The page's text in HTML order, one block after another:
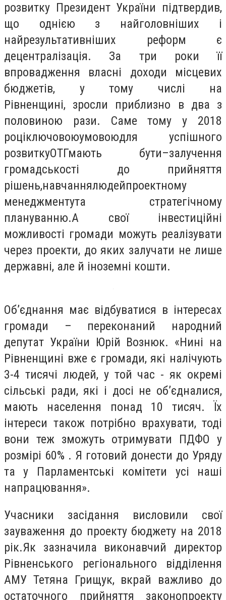
розвитку Президент України підтвердив,
що однією з найголовніших і
найрезультативніших реформ є
децентралізація. За три роки її
впровадження власні доходи місцевих
бюджетів, у тому числі на
Рівненщині, зросли приблизно в два з
половиною рази. Саме томуу 2018
роціключовоюумовоюдля успішного
розвиткуОТГмають бути–залучення
громадськості до прийняття
рішень,навчаннялюдейпроектному
менеджментута стратегічному
плануванню.А свої інвестиційні
можливості громади можуть реалізувати
через проекти, до яких залучати не лише
державні, але й іноземні кошти.
Об’єднання має відбуватися в інтересах
громади – переконаний народний
депутат України Юрій Вознюк. «Нині на
Рівненщині вже є громади, які налічують
3-4 тисячі людей, у той час - як окремі
сільські ради, які і досі не об’єдналися,
мають населення понад 10 тисяч. Їх
інтереси також потрібно врахувати, тоді
вони теж зможуть отримувати ПДФО у
розмірі 60% . Я готовий донести до Уряду
та у Парламентські комітети усі наші
напрацювання».
Учасники засідання висловили свої
зауваження до проекту бюджету на 2018
рік.Як зазначила виконавчий директор
Рівненського регіонального відділення
АМУ Тетяна Грищук, вкрай важливо до
остаточного прийняття законопроекту